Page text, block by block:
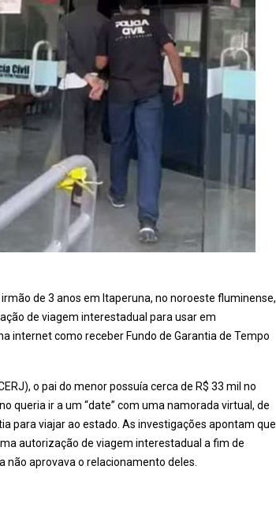
de 3 anos em Itaperuna, no noroeste fluminense,
de viagem interestadual para usar em
internet como receber Fundo de Garantia de Tempo
o pai do menor possuía cerca de R$ 33 mil no
queria ir a um “date” com uma namorada virtual, de
para viajar ao estado. As investigações apontam que
autorização de viagem interestadual a fim de
aprovava o relacionamento deles.